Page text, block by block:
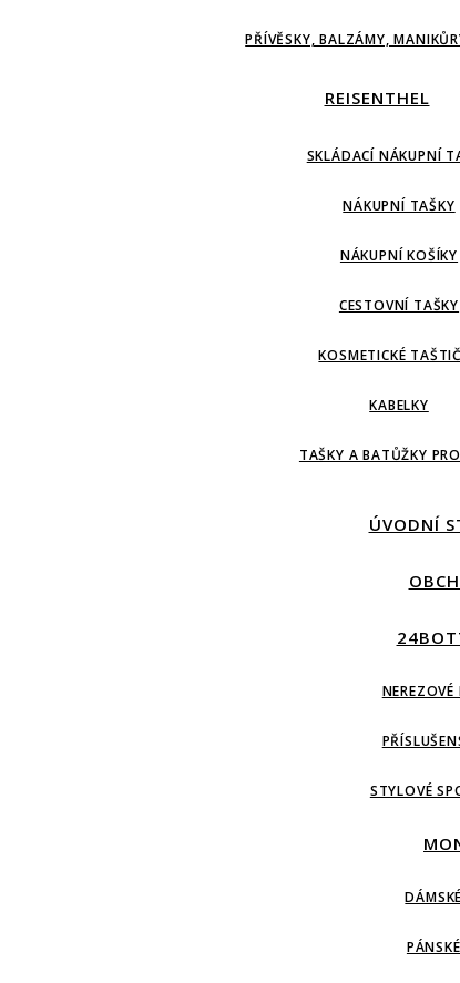
PŘÍVĚSKY, BALZÁMY,
REISENTHEL
SKLÁDACÍ NÁKUPNÍ
NÁKUPNÍ TAŠKY
NÁKUPNÍ KOŠÍKY
CESTOVNÍ TAŠKY
KOSMETICKÉ
KABELKY
TAŠKY A BATŮŽKY
ÚVODNÍ
STYLOVÉ